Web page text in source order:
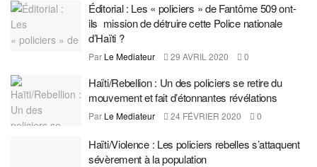
Éditorial : Les « policiers » de Fantôme 509 ont-
ils mission de détruire cette Police nationale
d’Haïti ?
Par Le Mediateur 29 AVRIL 2020 0
Haïti/Rebellion : Un des policiers se retire du
mouvement et fait d’étonnantes révélations
Par Le Mediateur 24 FÉVRIER 2020 0
Haïti/Violence : Les policiers rebelles s’attaquent
sévèrement à la population